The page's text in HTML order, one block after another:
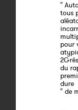
"
tous
pour
du
dure
" de